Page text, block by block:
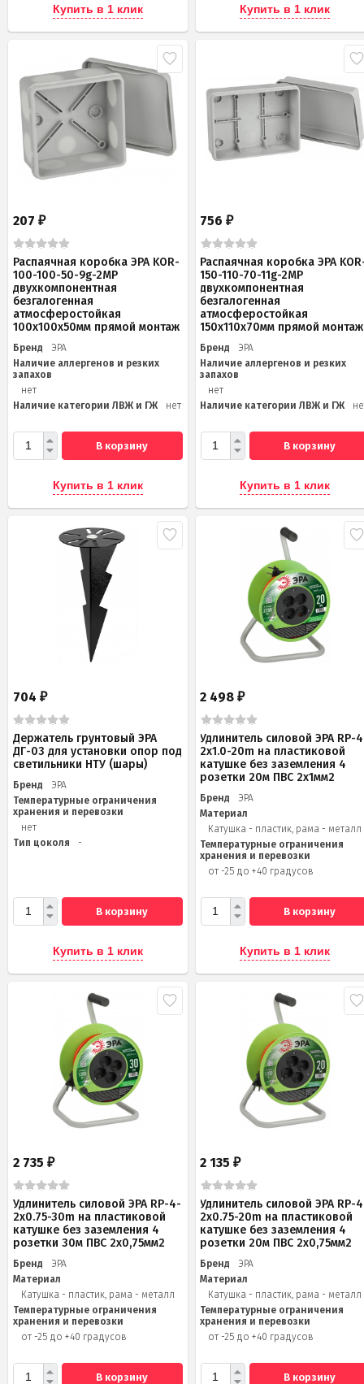
Купить в 1 клик Купить в 1 клик
207 ₽
Распаячная коробка ЭРА KOR-
100-100-50-9g-2MP
двухкомпонентная
безгалогенная
атмосферостойкая
100х100х50мм прямой монтаж
Бренд
ЭРА
Наличие аллергенов и резких
запахов
нет
Наличие категории ЛВЖ и ГЖ
нет
В корзину
Купить в 1 клик
756₽
Распаячная коробка ЭРА
150-110-70-11g-2MP
двухкомпонентная
безгалогенная
атмосферостойкая
150х110х70мм прямой монтаж
Бренд
ЭРА
Наличие аллергенов и резких
запахов
нет
Наличие категории ЛВЖ и ГЖ
В корзину
Купить в 1 клик
704 ₽
Держатель грунтовый ЭРА
ДГ-03 для установки опор под
светильники НТУ (шары)
Бренд
ЭРА
Температурные ограничения
хранения и перевозки
нет
Тип цоколя
-
В корзину
Купить в 1 клик
2 498₽
Удлинитель силовой ЭРА RP-
2x1.0-20m на пластиковой
катушке без заземления 4
розетки 20м ПВС 2х1мм2
Бренд
ЭРА
Материал
Катушка - пластик, рама - металл
Температурные ограничения
хранения и перевозки
от -25 до +40 градусов
В корзину
Купить в 1 клик
2 735 ₽
Удлинитель силовой ЭРА RP-4-
2x0.75-30m на пластиковой
катушке без заземления 4
розетки 30м ПВС 2х0,75мм2
Бренд
ЭРА
Материал
Катушка - пластик, рама - металл
Температурные ограничения
хранения и перевозки
от -25 до +40 градусов
В корзину
2 135₽
Удлинитель силовой ЭРА RP-
2x0.75-20m на пластиковой
катушке без заземления 4
розетки 20м ПВС 2х0,75мм2
Бренд
ЭРА
Материал
Катушка - пластик, рама - металл
Температурные ограничения
хранения и перевозки
от -25 до +40 градусов
В корзину